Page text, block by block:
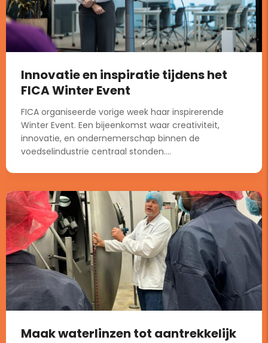
Innovatie en inspiratie tijdens het
FICA Winter Event
FICA organiseerde vorige week haar inspirerende
Winter Event. Een bijeenkomst waar creativiteit,
innovatie, en ondernemerschap binnen de
voedselindustrie centraal stonden....
Maak waterlinzen tot aantrekkelijk